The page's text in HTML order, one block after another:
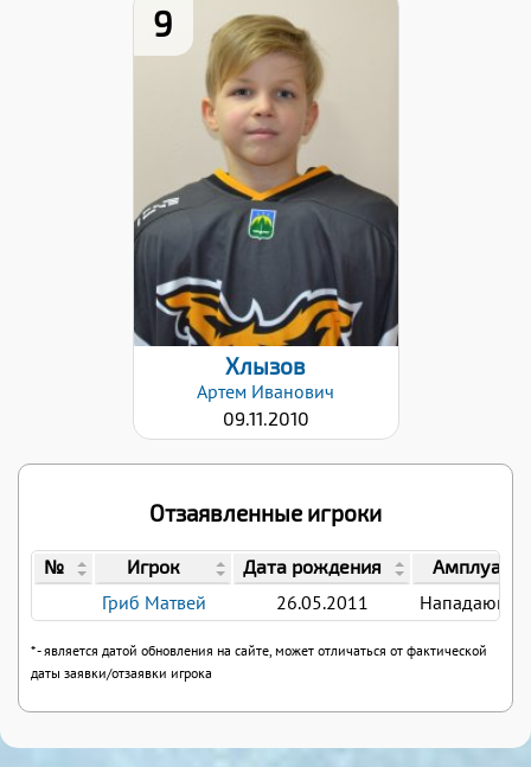
9
Хват клюшки:
Левый
Дата заявки:
25.10.2022
Хлызов
Артем Иванович
09.11.2010
Отзаявленные игроки
№ Игрок Дата рождения Амплуа
Гриб Матвей 26.05.2011 Нападающий
* - является датой обновления на сайте, может отличаться от фактической
даты заявки/отзаявки игрока